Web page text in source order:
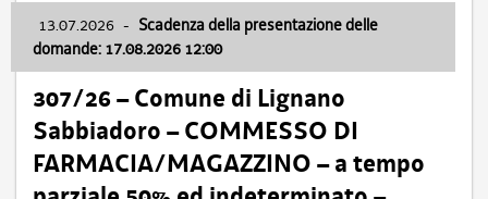
13.07.2026 - Scadenza della presentazione delle
domande: 17.08.2026 12:00
307/26 – Comune di Lignano
Sabbiadoro – COMMESSO DI
FARMACIA/MAGAZZINO – a tempo